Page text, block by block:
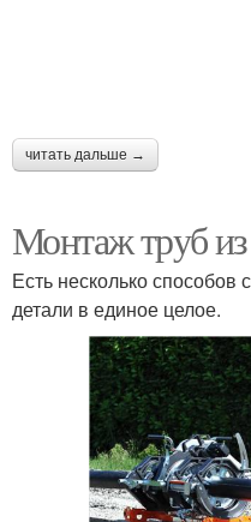
читать дальше →
Монтаж труб
Есть несколько
детали в единое целое.